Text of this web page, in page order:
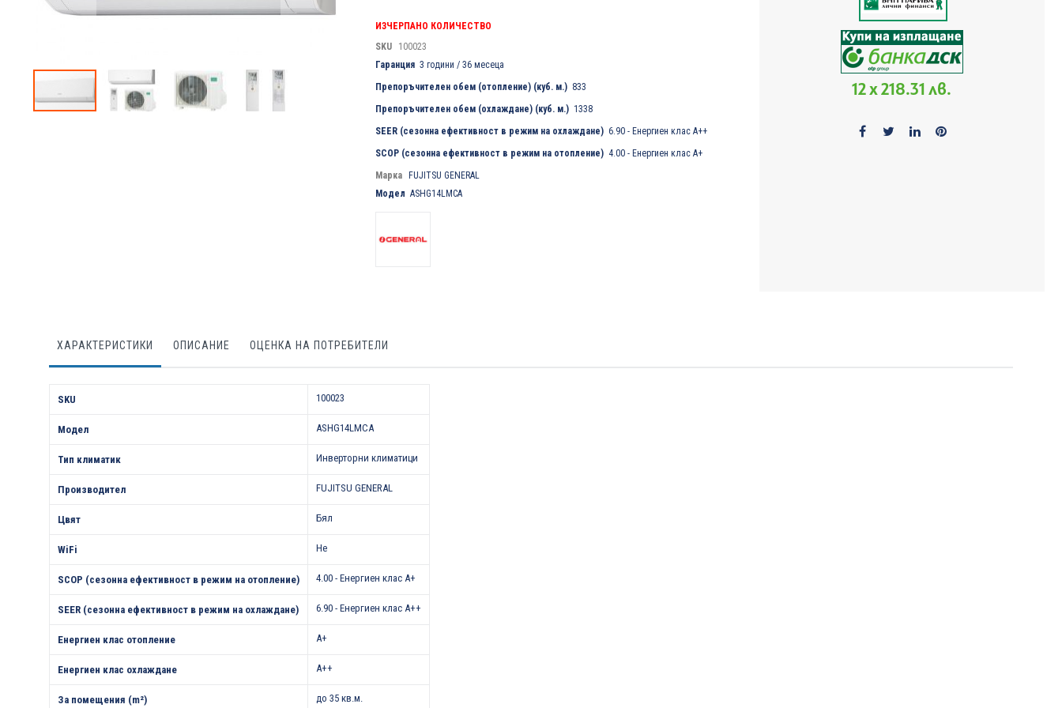
ИЗЧЕРПАНО КОЛИЧЕСТВО
SKU
100023
Гаранция 3 години / 36 месеца
Препоръчителен обем (отопление) (куб. м.) 833
Препоръчителен обем (охлаждане) (куб. м.) 1338
SEER (сезонна ефективност в режим на охлаждане) 6.90 - Енергиен клас A++
SCOP (сезонна ефективност в режим на отопление) 4.00 - Енергиен клас A+
Марка FUJITSU GENERAL
Модел ASHG14LMCA
12 x 218.31 лв.
ХАРАКТЕРИСТИКИ ОПИСАНИЕ ОЦЕНКА НА ПОТРЕБИТЕЛИ
SKU
100023
Модел ASHG14LMCA
Тип климатик Инверторни климатици
Производител FUJITSU GENERAL
Цвят Бял
WiFi Не
SCOP (сезонна ефективност в режим на отопление) 4.00 - Енергиен клас A+
SEER (сезонна ефективност в режим на охлаждане) 6.90 - Енергиен клас A++
Енергиен клас отопление A+
Енергиен клас охлаждане A++
За помещения (m²) до 35 кв.м.